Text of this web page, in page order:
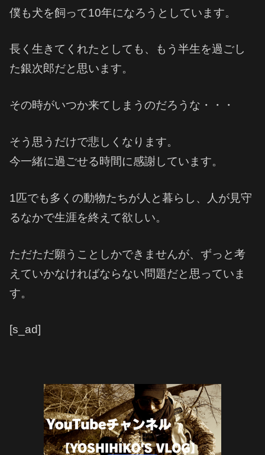
僕も犬を飼って10年になろうとしています。
長く生きてくれたとしても、もう半生を過ごし
た銀次郎だと思います。
その時がいつか来てしまうのだろうな・・・
そう思うだけで悲しくなります。
今一緒に過ごせる時間に感謝しています。
1匹でも多くの動物たちが人と暮らし、人が見守
るなかで生涯を終えて欲しい。
ただただ願うことしかできませんが、ずっと考
えていかなければならない問題だと思っていま
す。
[s_ad]